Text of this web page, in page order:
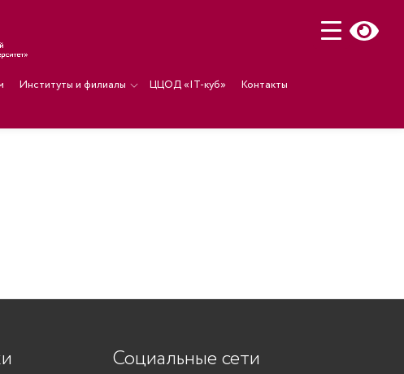
Институты и филиалы ЦЦОД «IT-куб»
Контакты
Социальные сети